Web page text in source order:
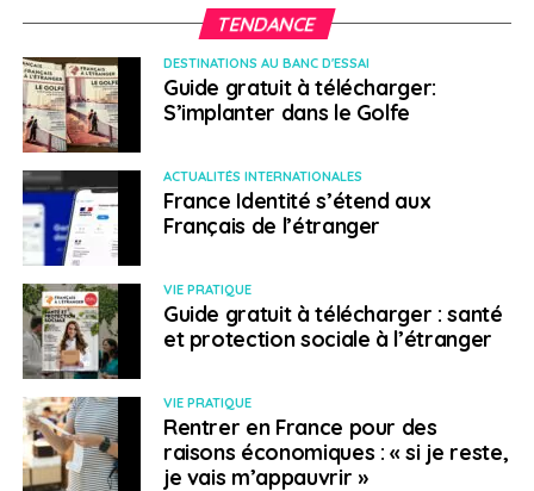
TENDANCE
DESTINATIONS AU BANC D'ESSAI
Guide gratuit à télécharger:
S’implanter dans le Golfe
ACTUALITÉS INTERNATIONALES
France Identité s’étend aux
Français de l’étranger
VIE PRATIQUE
Guide gratuit à télécharger : santé
et protection sociale à l’étranger
VIE PRATIQUE
Rentrer en France pour des
raisons économiques : « si je reste,
je vais m’appauvrir »